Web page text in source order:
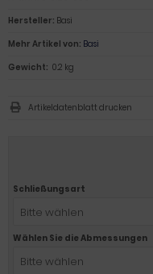
Schließungsart
Bitte wählen
Wählen Sie die Abmessungen
Bitte wählen
Hersteller: Basi
Mehr Artikel von: Basi
Gewicht: 0.2 kg
Artikeldatenblatt drucken